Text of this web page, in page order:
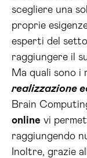
scegliere una
proprie
esperti del
raggiungere il
Ma quali sono i
realizzazione
Brain
online vi
raggiungendo
Inoltre, grazie